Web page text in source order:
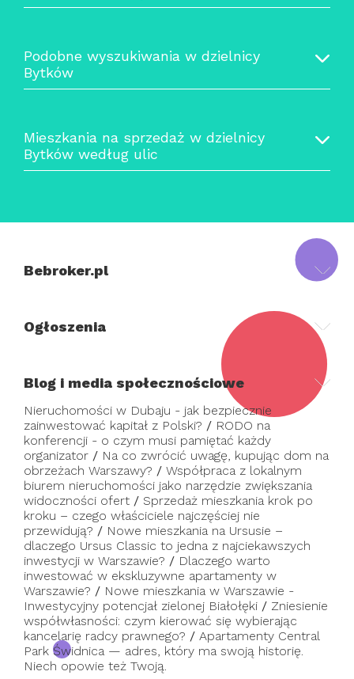
Podobne wyszukiwania w dzielnicy
Bytków
Mieszkania na sprzedaż w dzielnicy
Bytków według ulic
Bebroker.pl
Ogłoszenia
Blog i media społecznościowe
Nieruchomości w Dubaju - jak bezpiecznie
zainwestować kapitał z Polski? / RODO na
konferencji - o czym musi pamiętać każdy
organizator / Na co zwrócić uwagę, kupując dom na
obrzeżach Warszawy? / Współpraca z lokalnym
biurem nieruchomości jako narzędzie zwiększania
widoczności ofert / Sprzedaż mieszkania krok po
kroku – czego właściciele najczęściej nie
przewidują? / Nowe mieszkania na Ursusie –
dlaczego Ursus Classic to jedna z najciekawszych
inwestycji w Warszawie? / Dlaczego warto
inwestować w ekskluzywne apartamenty w
Warszawie? / Nowe mieszkania w Warszawie -
Inwestycyjny potencjał zielonej Białołęki / Zniesienie
współwłasności: czym kierować się wybierając
kancelarię radcy prawnego? / Apartamenty Central
Park Świdnica — adres, który ma swoją historię.
Niech opowie też Twoją.